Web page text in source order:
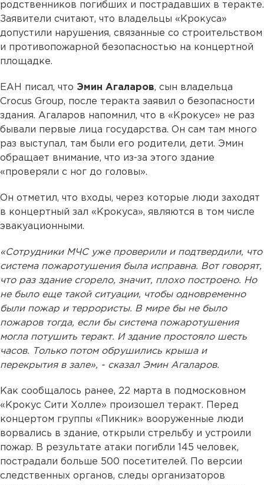
родственников погибших и пострадавших в теракте.
Заявители считают, что владельцы «Крокуса»
допустили нарушения, связанные со строительством
и противопожарной безопасностью на концертной
площадке.
ЕАН писал, что Эмин Агаларов, сын владельца
Crocus Group, после теракта заявил о безопасности
здания. Агаларов напомнил, что в «Крокусе» не раз
бывали первые лица государства. Он сам там много
раз выступал, там были его родители, дети. Эмин
обращает внимание, что из-за этого здание
«проверяли с ног до головы».
Он отметил, что входы, через которые люди заходят
в концертный зал «Крокуса», являются в том числе
эвакуационными.
«Сотрудники МЧС уже проверили и подтвердили, что
система пожаротушения была исправна. Вот говорят,
что раз здание сгорело, значит, плохо построено. Но
не было еще такой ситуации, чтобы одновременно
были пожар и террористы. В мире бы не было
пожаров тогда, если бы система пожаротушения
могла потушить теракт. И здание простояло шесть
часов. Только потом обрушились крыша и
перекрытия в зале», - сказал Эмин Агаларов.
Как сообщалось ранее, 22 марта в подмосковном
«Крокус Сити Холле» произошел теракт. Перед
концертом группы «Пикник» вооруженные люди
ворвались в здание, открыли стрельбу и устроили
пожар. В результате атаки погибли 145 человек,
пострадали больше 500 посетителей. По версии
следственных органов, следы организаторов